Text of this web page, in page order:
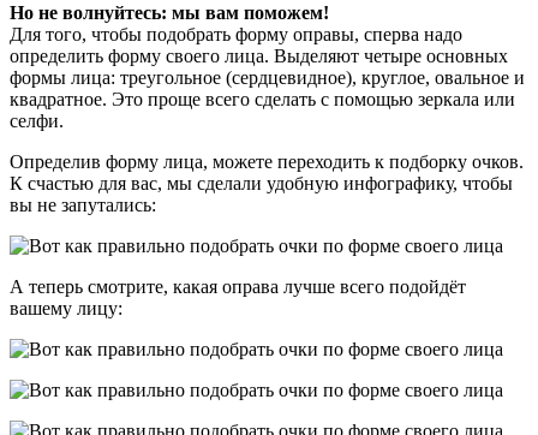
Но не волнуйтесь: мы вам поможем!
Для того, чтобы подобрать форму оправы, сперва надо
определить форму своего лица. Выделяют четыре основных
формы лица: треугольное (сердцевидное), круглое, овальное и
квадратное. Это проще всего сделать с помощью зеркала или
селфи.
Определив форму лица, можете переходить к подборку очков.
К счастью для вас, мы сделали удобную инфографику, чтобы
вы не запутались:
А теперь смотрите, какая оправа лучше всего подойдёт
вашему лицу: